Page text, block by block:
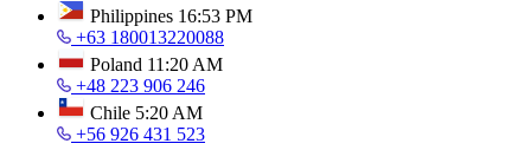
Philippines 16:53 PM
+63 180013220088
Poland 11:20 AM
+48 223 906 246
Chile 5:20 AM
+56 926 431 523